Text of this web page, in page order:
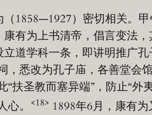
1858—1927）密切相关。
有为上书清帝，倡言变法，
道学科一条，即讲明推广孔
，悉改为孔子庙，各善堂会
“扶圣教而塞异端”，防止“外
。
<18> 1898年6月，康有为